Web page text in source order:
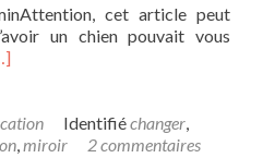
cet article peut
un chien pouvait vous
Identifiéchanger,
,miroir 2 commentaires